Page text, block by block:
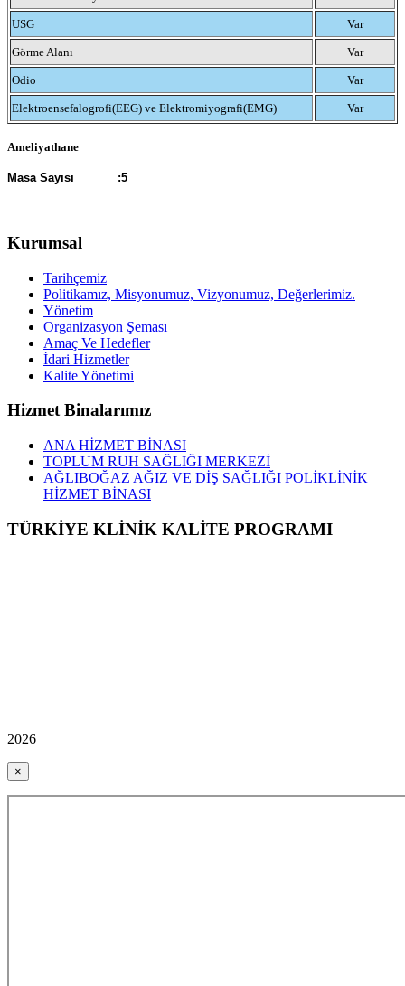
USG Var
Görme Alanı Var
Odio Var
Elektroensefalogrofi(EEG) ve Elektromiyografi(EMG) Var
Ameliyathane
Masa Sayısı :5
Kurumsal
Tarihçemiz
Politikamız, Misyonumuz, Vizyonumuz, Değerlerimiz.
Yönetim
Organizasyon Şeması
Amaç Ve Hedefler
İdari Hizmetler
Kalite Yönetimi
Hizmet Binalarımız
ANA HİZMET BİNASI
TOPLUM RUH SAĞLIĞI MERKEZİ
AĞLIBOĞAZ AĞIZ VE DİŞ SAĞLIĞI POLİKLİNİK
HİZMET BİNASI
TÜRKİYE KLİNİK KALİTE PROGRAMI
2026
×